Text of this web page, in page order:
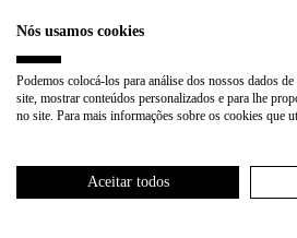
Membro de:
Nós usamos cookies
Podemos colocá-los para análise dos nossos dados
site, mostrar conteúdos personalizados e para lhe
no site. Para mais informações sobre os cookies que
Aceitar todos